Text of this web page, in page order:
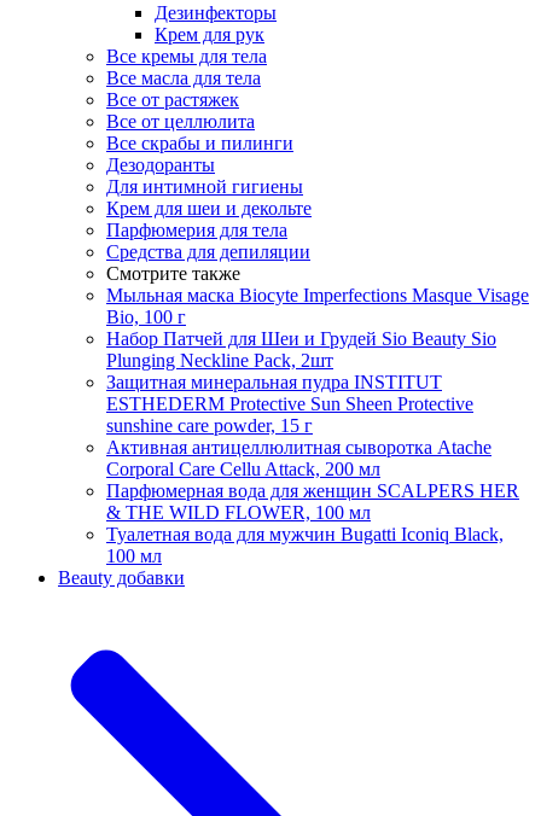
Дезинфекторы
Крем для рук
Все кремы для тела
Все масла для тела
Все от растяжек
Все от целлюлита
Все скрабы и пилинги
Дезодоранты
Для интимной гигиены
Крем для шеи и декольте
Парфюмерия для тела
Средства для депиляции
Смотрите также
Мыльная маска Biocyte Imperfections Masque Visage
Bio, 100 г
Набор Патчей для Шеи и Грудей Sio Beauty Sio
Plunging Neckline Pack, 2шт
Защитная минеральная пудра INSTITUT
ESTHEDERM Protective Sun Sheen Protective
sunshine care powder, 15 г
Активная антицеллюлитная сыворотка Atache
Corporal Care Cellu Attack, 200 мл
Парфюмерная вода для женщин SCALPERS HER
& THE WILD FLOWER, 100 мл
Туалетная вода для мужчин Bugatti Iconiq Black,
100 мл
Beauty добавки